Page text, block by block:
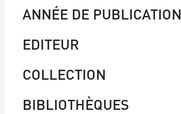
ANNÉE DE PUBLICATION
EDITEUR
COLLECTION
BIBLIOTHÈQUES